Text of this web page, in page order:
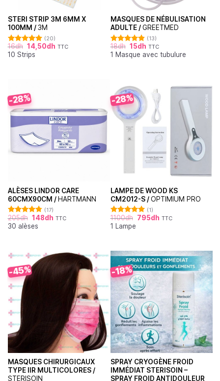
STERI STRIP 3M 6MM X
100MM /3M
Note
4.95
sur 5
(20)
16dh 14,50dh TTC
10 Strips
MASQUES DE NÉBULISATION
ADULTE /GREETMED
Note
4.85
sur 5
(13)
18dh 15dh TTC
1 Masque avec tubulure
-28%
ALÈSES LINDOR CARE
60CMX90CM / HARTMANN
Note4.76
sur 5
(17)
205dh 148dh TTC
30 alèses
-28%
LAMPE DE WOOD KS
CM2012-S /OPTIMIUM PRO
Note5.00
sur 5
(1)
1100dh 795dh TTC
1 Lampe
-45%
MASQUES CHIRURGICAUX
TYPE IIR MULTICOLORES /
STERISOIN
-18%
SPRAY CRYOGÈNE FROID
IMMÉDIAT STERISOIN –
SPRAY FROID ANTIDOULEUR